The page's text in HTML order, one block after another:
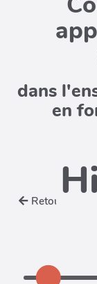
dans
en
Retour